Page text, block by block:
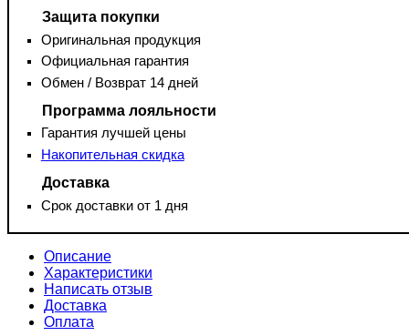
Защита покупки
Оригинальная продукция
Официальная гарантия
Обмен / Возврат 14 дней
Программа лояльности
Гарантия лучшей цены
Накопительная скидка
Доставка
Срок доставки от 1 дня
Описание
Характеристики
Написать отзыв
Доставка
Оплата